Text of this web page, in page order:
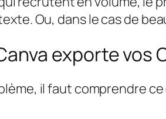
Ou, dans le cas de
exporte vos
il faut comprendre